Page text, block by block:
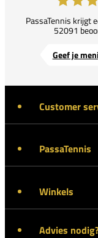
PassaTennis krijgt
52091
Geef je
Customer
PassaTennis
Winkels
Advies